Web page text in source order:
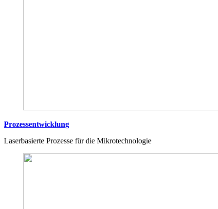
Prozessentwicklung
Laserbasierte Prozesse für die Mikrotechnologie